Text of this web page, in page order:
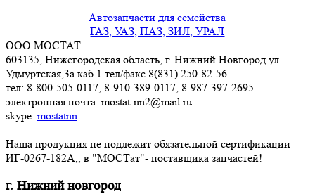
Автозапчасти для семейства
ГАЗ, УАЗ, ПАЗ, ЗИЛ, УРАЛ
ООО МОСТАТ
603135, Нижегородская область, г. Нижний Новгород ул.
Удмуртская,3a каб.1 тел/факс 8(831) 250-82-56
тел: 8-800-505-0117, 8-910-389-0117, 8-987-397-2695
электронная почта: mostat-nn2@mail.ru
skype: mostatnn
Наша продукция не подлежит обязательной сертификации -
ИГ-0267-182А,, в "МОСТат"- поставщика запчастей!
г. Нижний новгород